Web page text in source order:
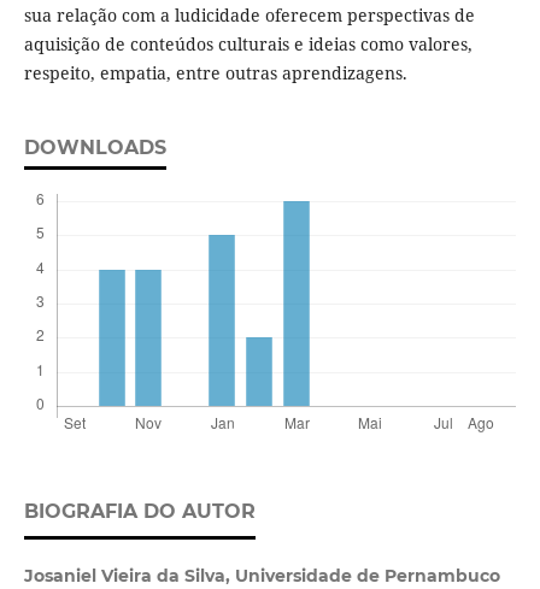
sua relação com a ludicidade oferecem perspectivas de
aquisição de conteúdos culturais e ideias como valores,
respeito, empatia, entre outras aprendizagens.
DOWNLOADS
BIOGRAFIA DO AUTOR
Josaniel Vieira da Silva, Universidade de Pernambuco